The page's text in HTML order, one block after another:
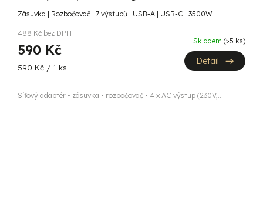
Zásuvka | Rozbočovač | 7 výstupů | USB-A | USB-C | 3500W
488 Kč bez DPH
590 Kč
Měrná
590 Kč / 1 ks
Skladem (>5 ks)
Detail
Síťový adaptér • zásuvka • rozbočovač • 4 x AC výstup (230V,...